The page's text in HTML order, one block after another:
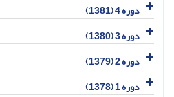
دوره 4 (1381)
دوره 3 (1380)
دوره 2 (1379)
دوره 1 (1378)